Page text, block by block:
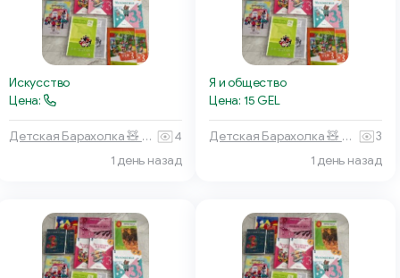
Искусство
Цена:
Детская Барахолка 🧸 Батуми
4
1 день назад
Я и общество
Цена: 15 GEL
Детская Барахолка 🧸 Батуми
3
1 день назад